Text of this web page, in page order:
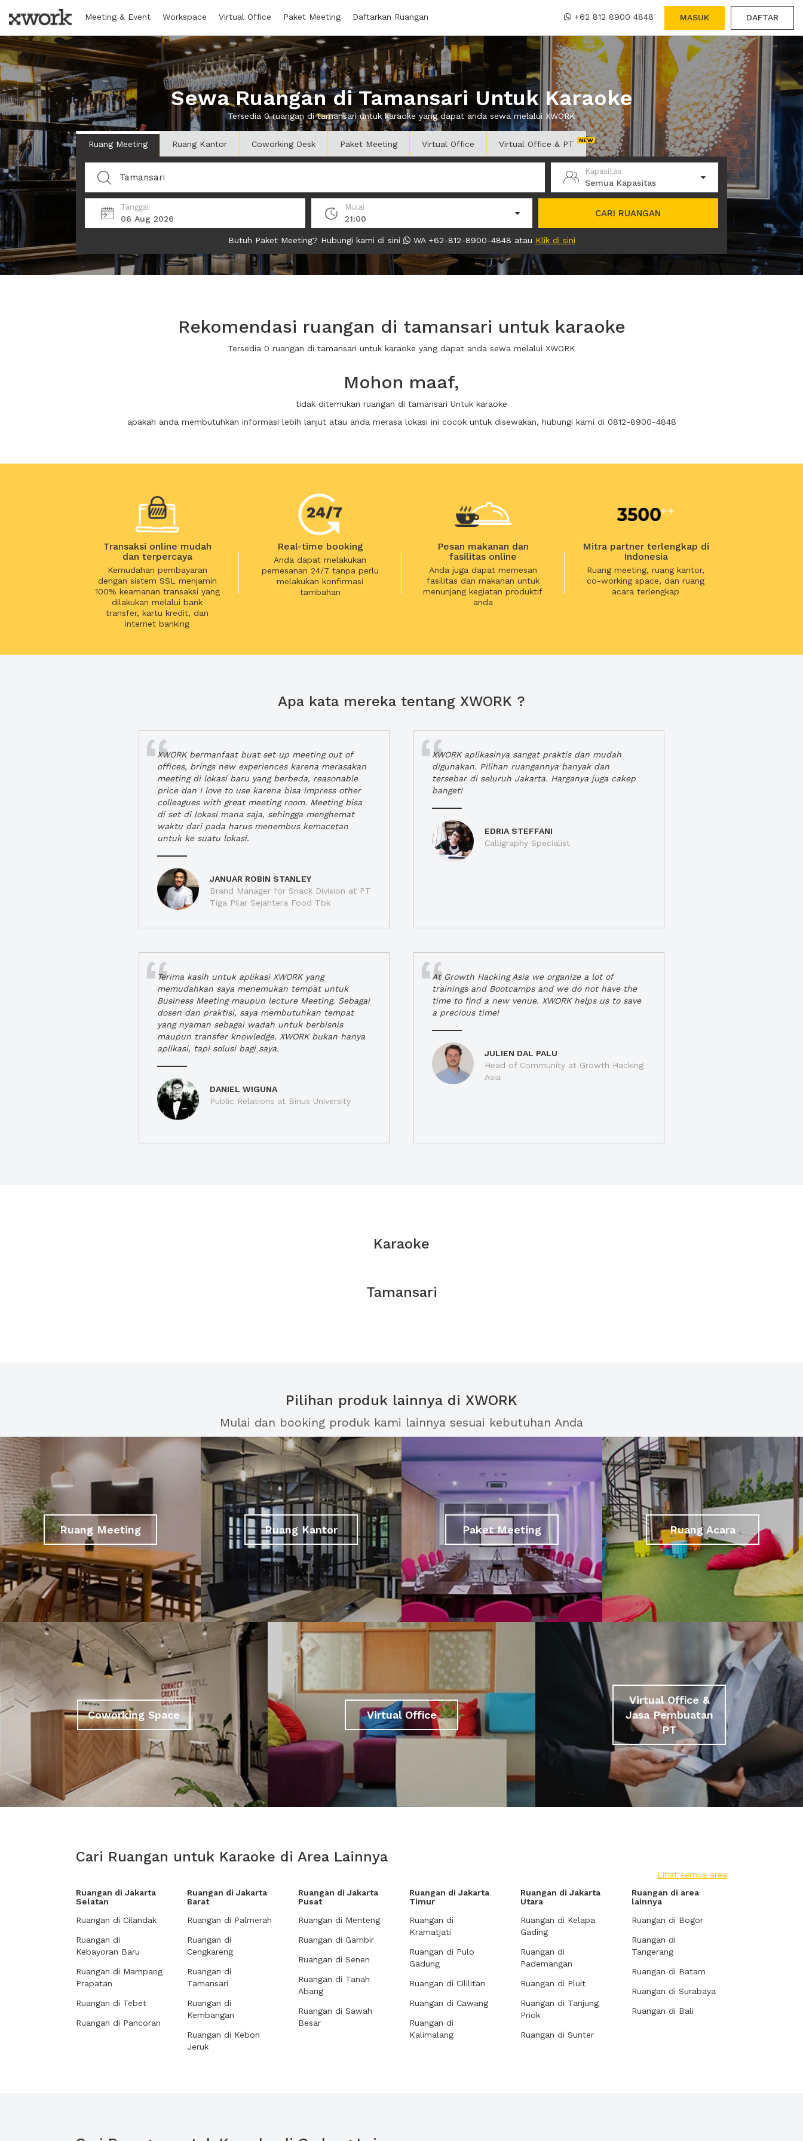
Meeting & Event Workspace Virtual Office Paket Meeting Daftarkan Ruangan +62 812 8900 4848 MASUK DAFTAR
Sewa Ruangan di Tamansari Untuk Karaoke
Tersedia 0 ruangan di tamansari untuk karaoke yang dapat anda sewa melalui XWORK
Ruang Meeting Ruang Kantor Coworking Desk Paket Meeting Virtual Office Virtual Office & PT
Kapasitas
Semua Kapasitas
Tanggal
06 Aug 2026
Mulai
21:00
CARI RUANGAN
Butuh Paket Meeting? Hubungi kami di sini WA +62-812-8900-4848 atau Klik di sini
Rekomendasi ruangan di tamansari untuk karaoke
Tersedia 0 ruangan di tamansari untuk karaoke yang dapat anda sewa melalui XWORK
Mohon maaf,
tidak ditemukan ruangan di tamansari Untuk karaoke
apakah anda membutuhkan informasi lebih lanjut atau anda merasa lokasi ini cocok untuk disewakan, hubungi kami di 0812-8900-4848
Transaksi online mudah
dan terpercaya
Kemudahan pembayaran
dengan sistem SSL menjamin
100% keamanan transaksi yang
dilakukan melalui bank
transfer, kartu kredit, dan
internet banking
Real-time booking
Anda dapat melakukan
pemesanan 24/7 tanpa perlu
melakukan konfirmasi
tambahan
Pesan makanan dan
fasilitas online
Anda juga dapat memesan
fasilitas dan makanan untuk
menunjang kegiatan produktif
anda
Mitra partner terlengkap di
Indonesia
Ruang meeting, ruang kantor,
co-working space, dan ruang
acara terlengkap
Apa kata mereka tentang XWORK ?
XWORK bermanfaat buat set up meeting out of
offices, brings new experiences karena merasakan
meeting di lokasi baru yang berbeda, reasonable
price dan I love to use karena bisa impress other
colleagues with great meeting room. Meeting bisa
di set di lokasi mana saja, sehingga menghemat
waktu dari pada harus menembus kemacetan
untuk ke suatu lokasi.
JANUAR ROBIN STANLEY
Brand Manager for Snack Division at PT
Tiga Pilar Sejahtera Food Tbk
XWORK aplikasinya sangat praktis dan mudah
digunakan. Pilihan ruangannya banyak dan
tersebar di seluruh Jakarta. Harganya juga cakep
banget!
EDRIA STEFFANI
Calligraphy Specialist
Terima kasih untuk aplikasi XWORK yang
memudahkan saya menemukan tempat untuk
Business Meeting maupun lecture Meeting. Sebagai
dosen dan praktisi, saya membutuhkan tempat
yang nyaman sebagai wadah untuk berbisnis
maupun transfer knowledge. XWORK bukan hanya
aplikasi, tapi solusi bagi saya.
DANIEL WIGUNA
Public Relations at Binus University
At Growth Hacking Asia we organize a lot of
trainings and Bootcamps and we do not have the
time to find a new venue. XWORK helps us to save
a precious time!
JULIEN DAL PALU
Head of Community at Growth Hacking
Asia
Karaoke
Tamansari
Pilihan produk lainnya di XWORK
Mulai dan booking produk kami lainnya sesuai kebutuhan Anda
Ruang Meeting Ruang Kantor Paket Meeting Ruang Acara
Coworking Space Virtual Office
Virtual Office &
Jasa Pembuatan
PT
Cari Ruangan untuk Karaoke di Area Lainnya
Lihat semua area
Ruangan di Jakarta
Selatan
Ruangan di Cilandak
Ruangan di
Kebayoran Baru
Ruangan di Mampang
Prapatan
Ruangan di Tebet
Ruangan di Pancoran
Ruangan di Jakarta
Barat
Ruangan di Palmerah
Ruangan di
Cengkareng
Ruangan di
Tamansari
Ruangan di
Kembangan
Ruangan di Kebon
Jeruk
Ruangan di Jakarta
Pusat
Ruangan di Menteng
Ruangan di Gambir
Ruangan di Senen
Ruangan di Tanah
Abang
Ruangan di Sawah
Besar
Ruangan di Jakarta
Timur
Ruangan di
Kramatjati
Ruangan di Pulo
Gadung
Ruangan di Cililitan
Ruangan di Cawang
Ruangan di
Kalimalang
Ruangan di Jakarta
Utara
Ruangan di Kelapa
Gading
Ruangan di
Pademangan
Ruangan di Pluit
Ruangan di Tanjung
Priok
Ruangan di Sunter
Ruangan di area
lainnya
Ruangan di Bogor
Ruangan di
Tangerang
Ruangan di Batam
Ruangan di Surabaya
Ruangan di Bali